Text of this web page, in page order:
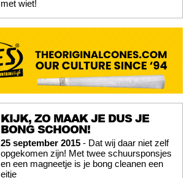
met wiet!
KIJK, ZO MAAK JE DUS JE
BONG SCHOON!
25 september 2015 - Dat wij daar niet zelf
opgekomen zijn! Met twee schuursponsjes
en een magneetje is je bong cleanen een
eitje